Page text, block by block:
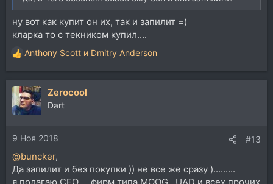
ну вот как купит он их, так и запилит =)
кларка то с текником купил....
Р
е
а
к
ц
и
и
:
Anthony Scott и Dmitry Anderson
Zerocool
Dart
9 Ноя 2018 #13
@buncker,
Да запилит и без покупки )) не все же сразу ).........